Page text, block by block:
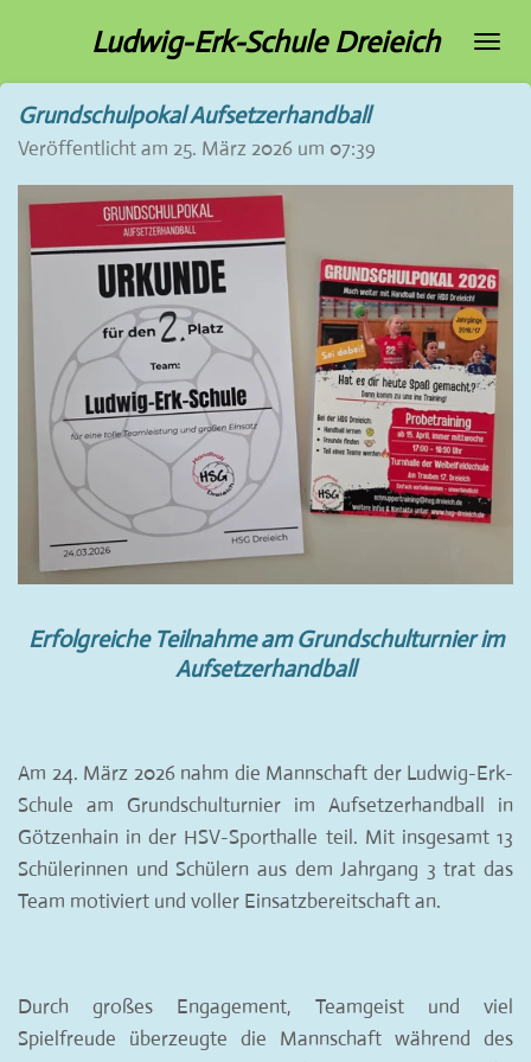
Hauptinhalt
springen
Ludwig-Erk-Schule Dreieich
Grundschulpokal Aufsetzerhandball
Veröffentlicht am 25. März 2026 um 07:39
Erfolgreiche Teilnahme am Grundschulturnier im
Aufsetzerhandball
Am 24. März 2026 nahm die Mannschaft der Ludwig-Erk-
Schule am Grundschulturnier im Aufsetzerhandball in
Götzenhain in der HSV-Sporthalle teil. Mit insgesamt 13
Schülerinnen und Schülern aus dem Jahrgang 3 trat das
Team motiviert und voller Einsatzbereitschaft an.
Durch großes Engagement, Teamgeist und viel
Spielfreude überzeugte die Mannschaft während des